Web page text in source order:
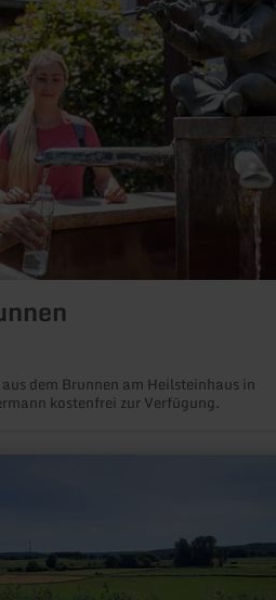
dem Brunnen am Heilsteinhaus in
kostenfrei zur Verfügung.